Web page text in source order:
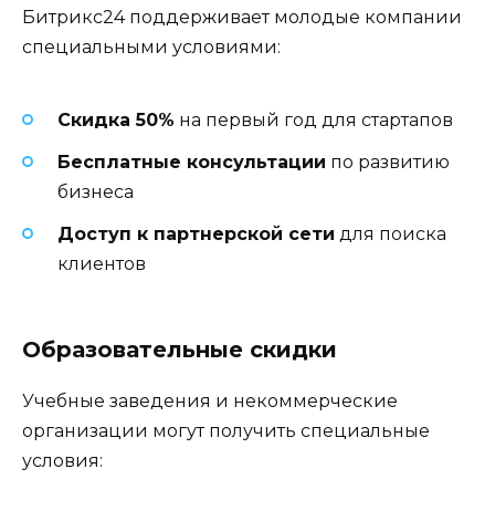
Битрикс24 поддерживает молодые компании
специальными условиями:
Скидка 50% на первый год для стартапов
Бесплатные консультации по развитию
бизнеса
Доступ к партнерской сети для поиска
клиентов
Образовательные скидки
Учебные заведения и некоммерческие
организации могут получить специальные
условия: